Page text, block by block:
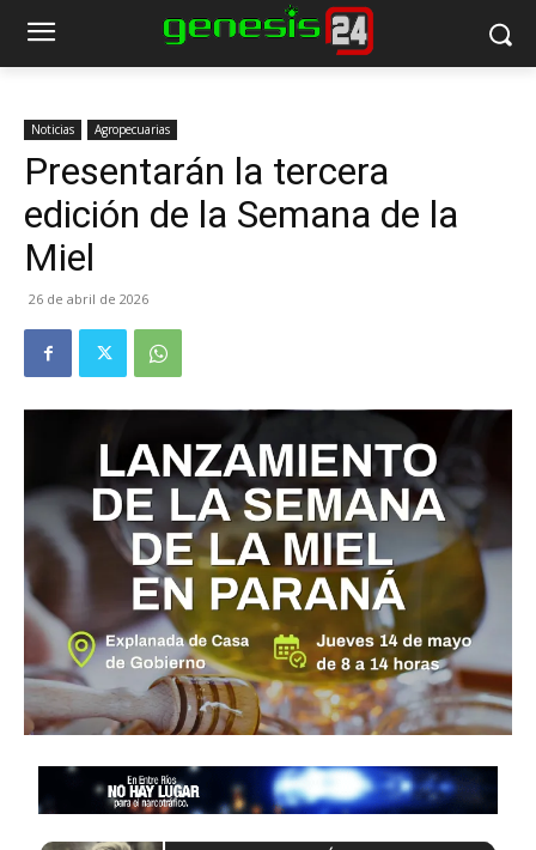
Noticias Agropecuarias
Presentarán la tercera
edición de la Semana de la
Miel
26 de abril de 2026